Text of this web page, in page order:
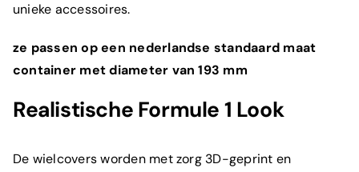
unieke accessoires.
ze passen op een nederlandse standaard maat
container met diameter van 193 mm
Realistische Formule 1 Look
De wielcovers worden met zorg 3D-geprint en